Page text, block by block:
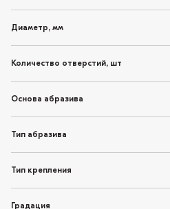
Диаметр, мм
Количество отверстий, шт
Основа абразива
Тип абразива
Тип крепления
Градация